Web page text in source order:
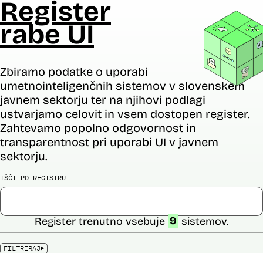
Register
rabe UI
Zbiramo podatke o uporabi
umetnointeligenčnih sistemov v slovenskem
javnem sektorju ter na njihovi podlagi
ustvarjamo celovit in vsem dostopen register.
Zahtevamo popolno odgovornost in
transparentnost pri uporabi UI v javnem
sektorju.
IŠČI PO REGISTRU
FILTRIRAJ
Register trenutno vsebuje 9 sistemov.